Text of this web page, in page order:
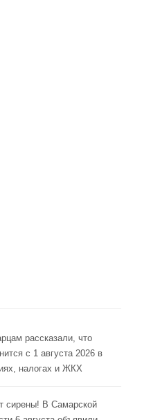
рассказали, что
с 1 августа 2026 в
налогах и ЖКХ
сирены! В Самарской